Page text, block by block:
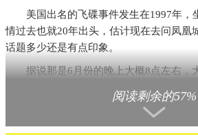
美国出名的飞碟事件发生在1997年，
情过去也就20年出头，估计现在去问凤凰
话题多少还是有点印象。
据说那是6月份的晚上大概8点左右，
本来天空有星星月亮是属于正常的，
阅读剩余的57%